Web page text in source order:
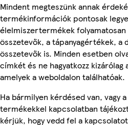
Mindent megteszünk annak
termékinformációk pontosak
élelmiszertermékek folyamatosan
összetevők, a tápanyagértékek, a
összetevők is. Minden esetben
címkét és ne hagyatkozz
amelyek a weboldalon találhatóak.
Ha bármilyen kérdésed van, vagy
termékekkel kapcsolatban
kérjük, hogy vedd fel a